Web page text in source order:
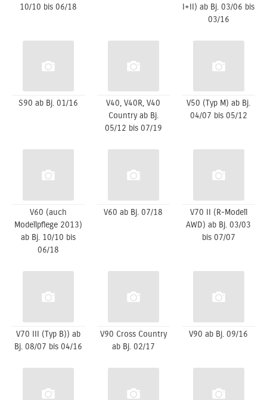
10/10 bis 06/18
I+II) ab Bj. 03/06 bis
03/16
S90 ab Bj. 01/16
V40, V40R, V40
Country ab Bj.
05/12 bis 07/19
V50 (Typ M) ab Bj.
04/07 bis 05/12
V60 (auch
Modellpflege 2013)
ab Bj. 10/10 bis
06/18
V60 ab Bj. 07/18
V70 II (R-Modell
AWD) ab Bj. 03/03
bis 07/07
V70 III (Typ B)) ab
Bj. 08/07 bis 04/16
V90 Cross Country
ab Bj. 02/17
V90 ab Bj. 09/16